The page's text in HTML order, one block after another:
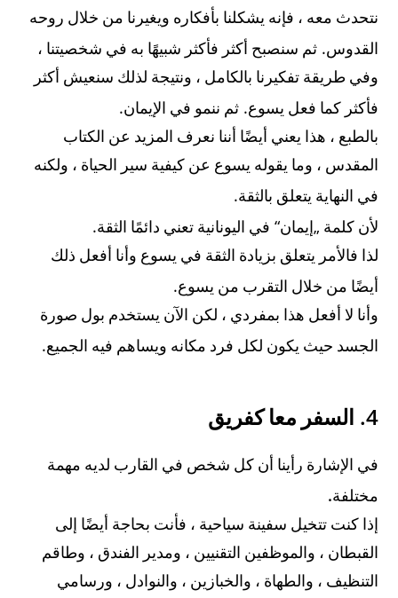
نتحدث معه ، فإنه يشكلنا بأفكاره ويغيرنا من خلال روحه
القدوس.ثم سنصبح أكثر فأكثر شبيهًا به في شخصيتنا ،
وفي طريقة تفكيرنا بالكامل ، ونتيجة لذلك سنعيش أكثر
فأكثر كما فعل يسوع.ثم ننمو في الإيمان.
بالطبع ، هذا يعني أيضًا أننا نعرف المزيد عن الكتاب
المقدس ، وما يقوله يسوع عن كيفية سير الحياة ، ولكنه
في النهاية يتعلق بالثقة.
لأن كلمة „إيمان“ في اليونانية تعني دائمًا الثقة.
لذا فالأمر يتعلق بزيادة الثقة في يسوع وأنا أفعل ذلك
أيضًا من خلال التقرب من يسوع.
وأنا لا أفعل هذا بمفردي ، لكن الآن يستخدم بول صورة
الجسد حيث يكون لكل فرد مكانه ويساهم فيه الجميع.
4. السفر معا كفريق
في الإشارة رأينا أن كل شخص في القارب لديه مهمة
مختلفة.
إذا كنت تتخيل سفينة سياحية ، فأنت بحاجة أيضًا إلى
القبطان ، والموظفين التقنيين ، ومدير الفندق ، وطاقم
التنظيف ، والطهاة ، والخبازين ، والنوادل ، ورسامي